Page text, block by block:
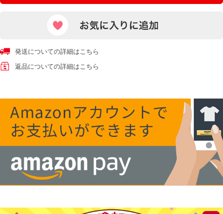
発送についての詳細はこちら
返品についての詳細はこちら